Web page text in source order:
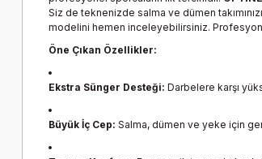
Siz de teknenizde salma ve dümen
modelini hemen inceleyebilirsiniz.
Öne Çıkan Özellikler:
Ekstra Sünger Desteği: Darbelere karşı
Büyük İç Cep: Salma, dümen ve yeke için